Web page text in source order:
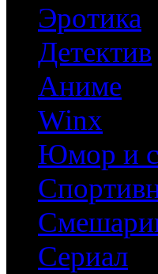
Эротика
Детектив
Аниме
Winx
Юмор и
Сериал